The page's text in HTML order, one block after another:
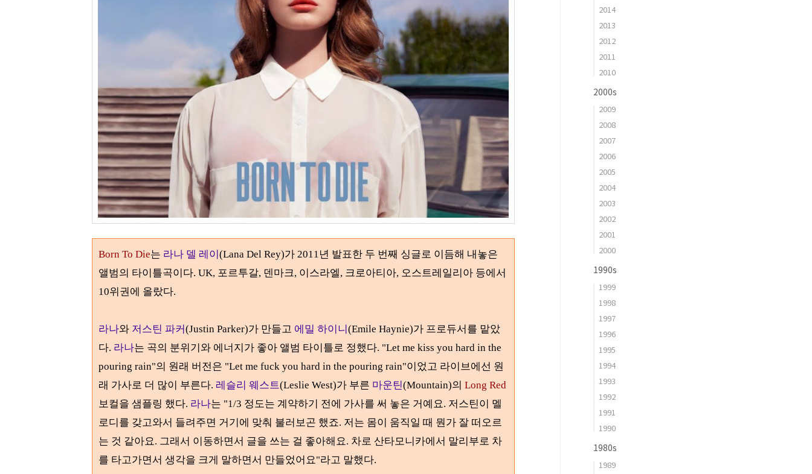
Born To Die는 라나 델 레이(Lana Del Rey)가 2011년 발표한 두 번째 싱글로 이듬해 내놓은
앨범의 타이틀곡이다. UK, 포르투갈, 덴마크, 이스라엘, 크로아티아, 오스트레일리아 등에서
10위권에 올랐다.
라나와 저스틴 파커(Justin Parker)가 만들고 에밀 하이니(Emile Haynie)가 프로듀서를 맡았
다. 라나는 곡의 분위기와 에너지가 좋아 앨범 타이틀로 정했다. "Let me kiss you hard in the
pouring rain"의 원래 버전은 "Let me fuck you hard in the pouring rain"이었고 라이브에선 원
래 가사로 더 많이 부른다. 레슬리 웨스트(Leslie West)가 부른 마운틴(Mountain)의 Long Red
보컬을 샘플링 했다. 라나는 "1/3 정도는 계약하기 전에 가사를 써 놓은 거예요. 저스틴이 멜
로디를 갖고와서 들려주면 거기에 맞춰 불러보곤 했죠. 저는 몸이 움직일 때 뭔가 잘 떠오르
는 것 같아요. 그래서 이동하면서 글을 쓰는 걸 좋아해요. 차로 산타모니카에서 말리부로 차
를 타고가면서 생각을 크게 말하면서 만들었어요"라고 말했다.
2014
2013
2012
2011
2010
2000s
2009
2008
2007
2006
2005
2004
2003
2002
2001
2000
1990s
1999
1998
1997
1996
1995
1994
1993
1992
1991
1990
1980s
1989